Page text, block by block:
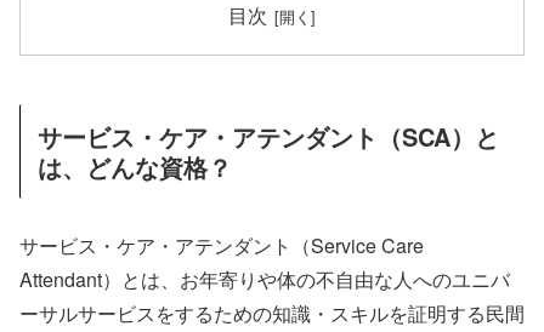
目次
サービス・ケア・アテンダント（SCA）と
は、どんな資格？
サービス・ケア・アテンダント（Service Care
Attendant）とは、お年寄りや体の不自由な人へのユニバ
ーサルサービスをするための知識・スキルを証明する民間